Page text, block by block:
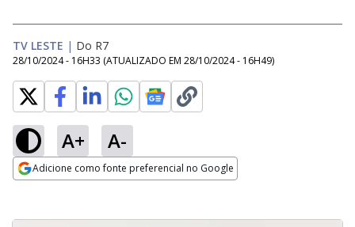
TV LESTE | Do R7
28/10/2024 - 16H33 (ATUALIZADO EM 28/10/2024 - 16H49)
A+ A-
Adicione como fonte preferencial no Google